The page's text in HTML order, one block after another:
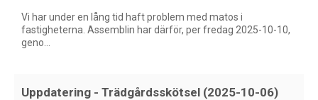
Vi har under en lång tid haft problem med matos i
fastigheterna. Assemblin har därför, per fredag 2025-10-10,
geno...
Uppdatering - Trädgårdsskötsel (2025-10-06)